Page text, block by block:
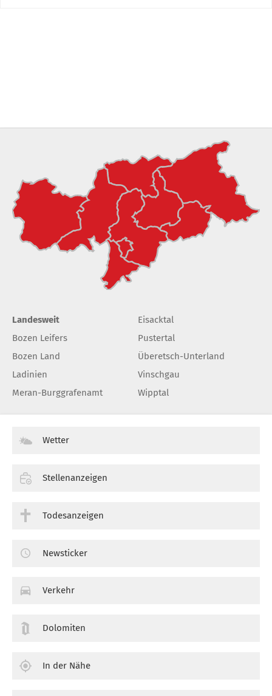
Landesweit
Bozen Leifers
Bozen Land
Ladinien
Meran-Burggrafenamt
Eisacktal
Pustertal
Überetsch-Unterland
Vinschgau
Wipptal
Wetter
Stellenanzeigen
Todesanzeigen
Newsticker
Verkehr
Dolomiten
In der Nähe